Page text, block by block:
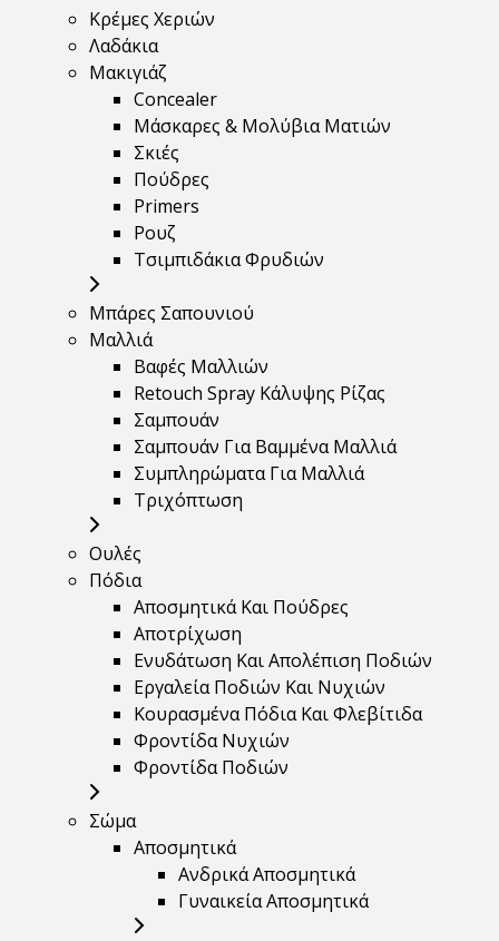
Κρέμες Χεριών
Λαδάκια
Μακιγιάζ
Concealer
Μάσκαρες & Μολύβια Ματιών
Σκιές
Πούδρες
Primers
Ρουζ
Τσιμπιδάκια Φρυδιών
Μπάρες Σαπουνιού
Μαλλιά
Βαφές Μαλλιών
Retouch Spray Κάλυψης Ρίζας
Σαμπουάν
Σαμπουάν Για Βαμμένα Μαλλιά
Συμπληρώματα Για Μαλλιά
Τριχόπτωση
Ουλές
Πόδια
Αποσμητικά Και Πούδρες
Αποτρίχωση
Ενυδάτωση Και Απολέπιση Ποδιών
Εργαλεία Ποδιών Και Νυχιών
Κουρασμένα Πόδια Και Φλεβίτιδα
Φροντίδα Νυχιών
Φροντίδα Ποδιών
Σώμα
Αποσμητικά
Ανδρικά Αποσμητικά
Γυναικεία Αποσμητικά